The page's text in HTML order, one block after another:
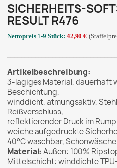
SICHERHEITS-
RESULT R476
Nettopreis 1-9 Stück: 42,90 €
Artikelbeschreibung:
3-lagiges Material, dauerhaft
Beschichtung,
winddicht, atmungsaktiv,
Reißverschluss,
reflektierender Druck im
weiche aufgedruckte
40°C waschbar, Schonwäsche
Material: Außen: 100%
Mittelschicht: winddichte